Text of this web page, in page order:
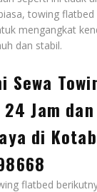
towing flatbed
mengangkat
dan stabil.
Sewa
Jam dan
di
flatbed